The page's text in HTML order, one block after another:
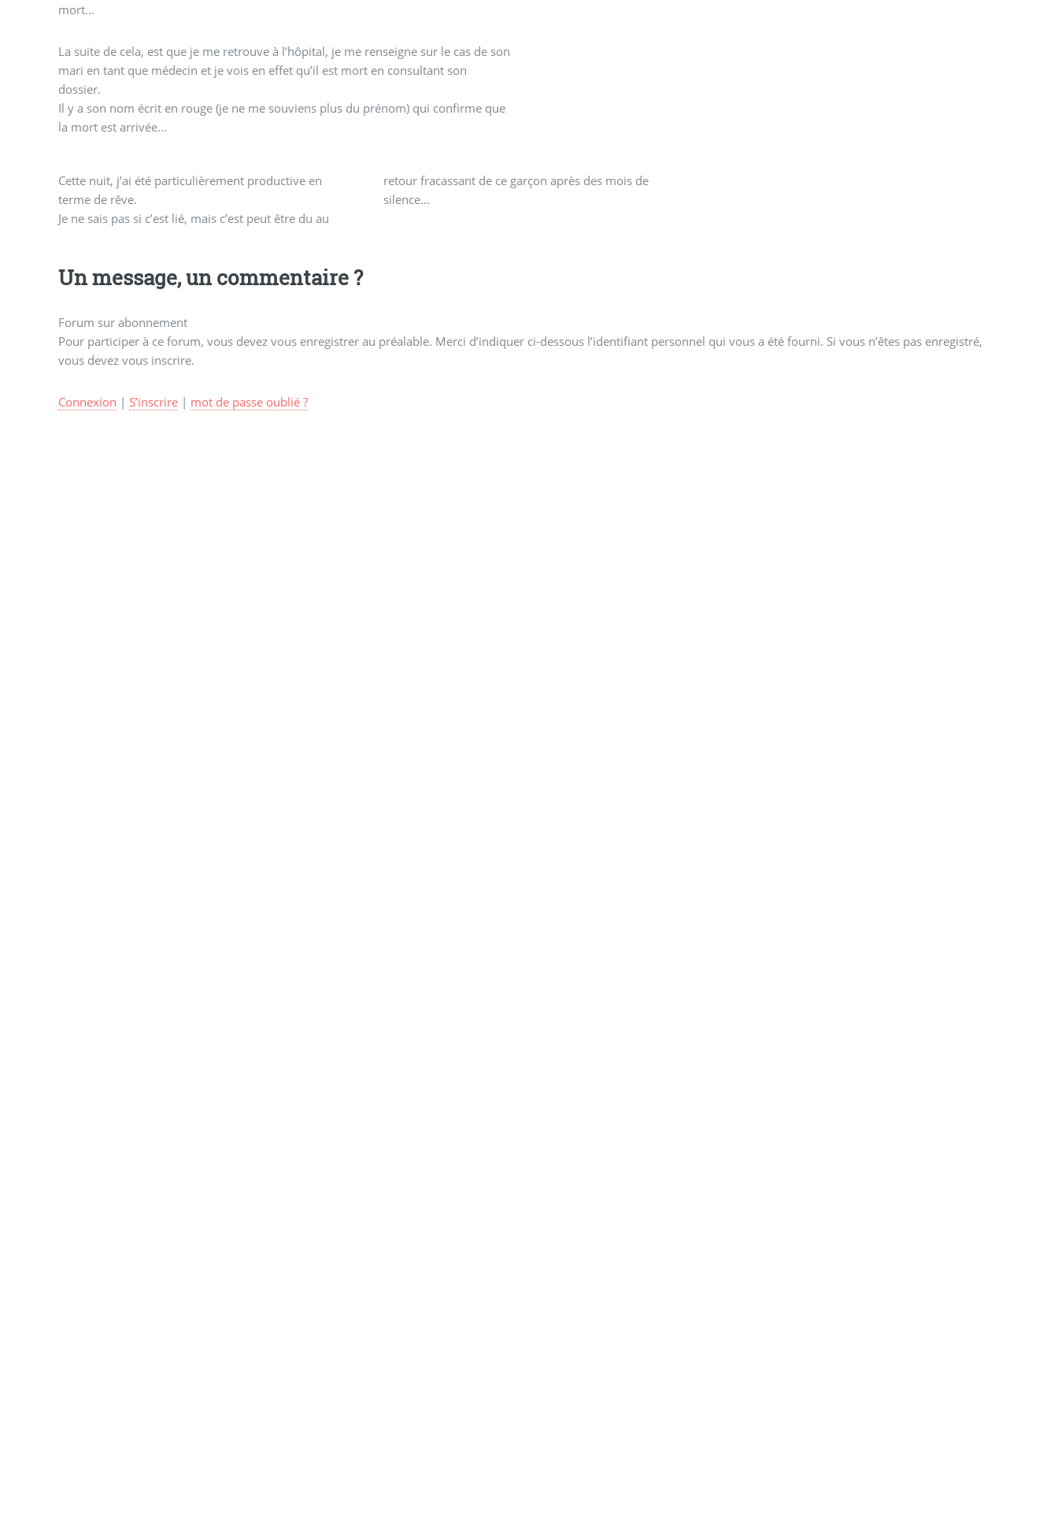
mort...
La suite de cela, est que je me retrouve à l’hôpital, je me renseigne sur le cas de son
mari en tant que médecin et je vois en effet qu’il est mort en consultant son
dossier.
Il y a son nom écrit en rouge (je ne me souviens plus du prénom) qui confirme que
la mort est arrivée...
Cette nuit, j’ai été particulièrement productive en
terme de rêve.
Je ne sais pas si c’est lié, mais c’est peut être du au
retour fracassant de ce garçon après des mois de
silence...
Un message, un commentaire ?
Forum sur abonnement
Pour participer à ce forum, vous devez vous enregistrer au préalable. Merci d’indiquer ci-dessous l’identifiant personnel qui vous a été fourni. Si vous n’êtes pas enregistré,
vous devez vous inscrire.
Connexion | S’inscrire| mot de passe oublié ?